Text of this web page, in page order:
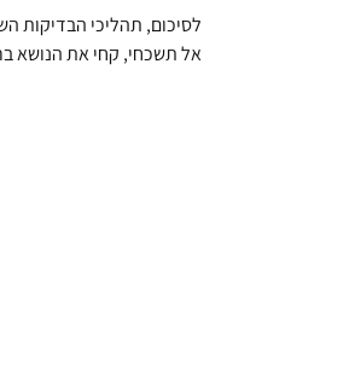
לסיכום, תהליכי הבדיקות
אל תשכחי, קחי את הנושא